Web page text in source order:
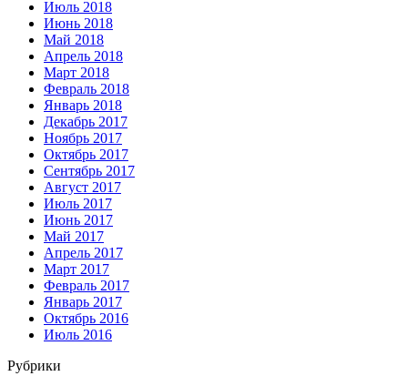
Июль 2018
Июнь 2018
Май 2018
Апрель 2018
Март 2018
Февраль 2018
Январь 2018
Декабрь 2017
Ноябрь 2017
Октябрь 2017
Сентябрь 2017
Август 2017
Июль 2017
Июнь 2017
Май 2017
Апрель 2017
Март 2017
Февраль 2017
Январь 2017
Октябрь 2016
Июль 2016
Рубрики